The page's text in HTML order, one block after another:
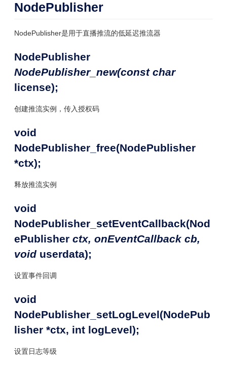
NodePublisher
NodePublisher是用于直播推流的低延迟推流器
NodePublisher
NodePublisher_new(const char
license);
创建推流实例，传入授权码
void
NodePublisher_free(NodePublisher
*ctx);
释放推流实例
void
NodePublisher_setEventCallback(Nod
ePublisher ctx, onEventCallback cb,
void userdata);
设置事件回调
void
NodePublisher_setLogLevel(NodePub
lisher *ctx, int logLevel);
设置日志等级